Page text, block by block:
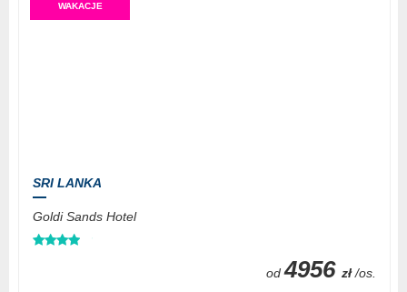
WAKACJE
SRI LANKA
Goldi Sands Hotel
od 4956 zł /os.